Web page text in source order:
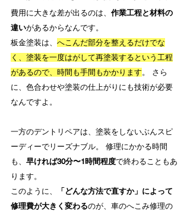
費用に大きな差が出るのは、 作業工程と材料の
違いがあるからなんです。
板金塗装は、 へこんだ部分を整えるだけでな
く、塗装を一度はがして再塗装するという工程
があるので、時間も手間もかかります 。 さら
に、色合わせや塗装の仕上がりにも技術が必要
なんですよ。
一方のデントリペアは、塗装をしないぶんスピ
ーディーでリーズナブル。 修理にかかる時間
も、 早ければ30分〜1時間程度で終わることもあ
ります。
このように、
「どんな方法で直すか」によって
修理費が大きく変わるのが、車のへこみ修理の